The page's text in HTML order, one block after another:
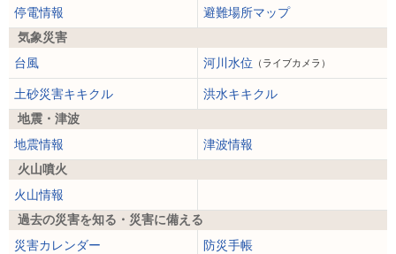
停電情報
避難場所マップ
気象災害
台風
河川水位 （ライブカメラ）
土砂災害キキクル
洪水キキクル
地震・津波
地震情報
津波情報
火山噴火
火山情報
過去の災害を知る・災害に備える
災害カレンダー
防災手帳